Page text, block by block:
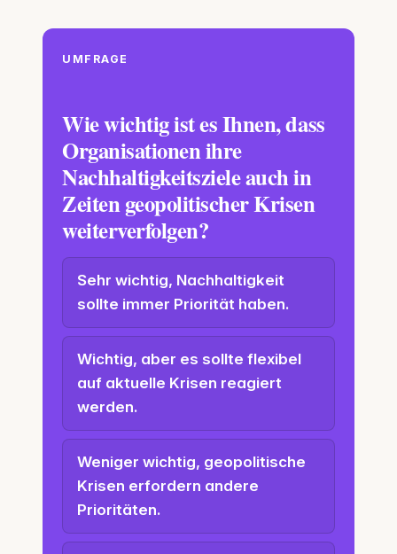
UMFRAGE
Wie wichtig ist es Ihnen, dass
Organisationen ihre
Nachhaltigkeitsziele auch in
Zeiten geopolitischer Krisen
weiterverfolgen?
Sehr wichtig, Nachhaltigkeit
sollte immer Priorität haben.
Wichtig, aber es sollte flexibel
auf aktuelle Krisen reagiert
werden.
Weniger wichtig, geopolitische
Krisen erfordern andere
Prioritäten.